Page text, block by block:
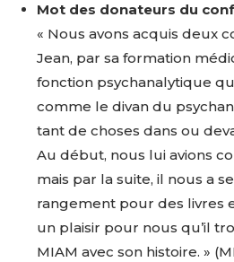
Mot des donateurs du
« Nous avons acquis deux
Jean, par sa formation
fonction psychanalytique
comme le divan du
tant de choses dans ou
Au début, nous lui avions
mais par la suite, il nous a
rangement pour des livres
un plaisir pour nous qu’il
MIAM avec son histoire. »